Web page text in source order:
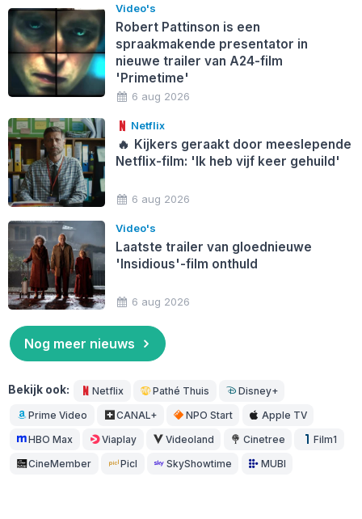
Video's
Robert Pattinson is een
spraakmakende presentator in
nieuwe trailer van A24-film
'Primetime'
6 aug 2026
Netflix
🔥 Kijkers geraakt door meeslepende
Netflix-film: 'Ik heb vijf keer gehuild'
6 aug 2026
Video's
Laatste trailer van gloednieuwe
'Insidious'-film onthuld
6 aug 2026
Nog meer nieuws
Bekijk ook: Netflix Pathé Thuis Disney+
Prime Video CANAL+ NPO Start Apple TV
HBO Max Viaplay Videoland Cinetree Film1
CineMember Picl SkyShowtime MUBI